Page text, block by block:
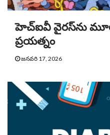
హెచ్‌ఐవీ వైరస్‌ను
ప్రయత్నం
జనవరి 17, 2026